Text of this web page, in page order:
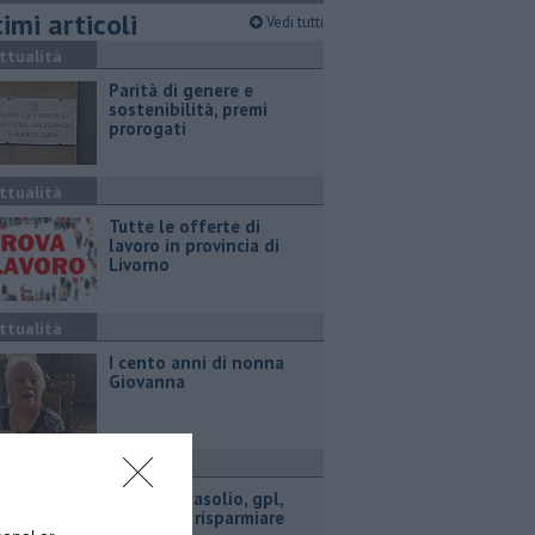
articoli Vedi tutti
Parità di genere e
sostenibilità, premi
prorogati
​Tutte le offerte di
lavoro in provincia di
Livorno
I cento anni di nonna
Giovanna
​Benzina, gasolio, gpl,
ecco dove risparmiare